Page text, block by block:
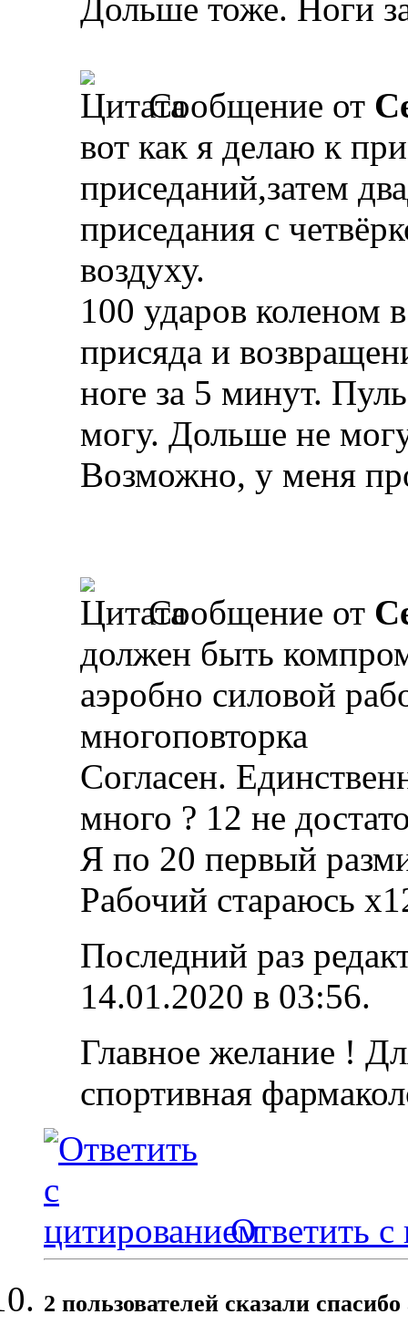
Дольше тоже. Ноги
Сообщение от
вот как я делаю к
приседаний,затем
приседания с
воздуху.
100 ударов коленом
присяда и
ноге за 5 минут.
могу. Дольше не
Возможно, у меня
Сообщение от
должен быть
аэробно силовой
многоповторка
Согласен.
много ? 12 не
Я по 20 первый
Рабочий стараюсь
Последний раз
14.01.2020 в 03:56.
Главное желание !
спортивная
Ответить с
2 пользователей сказали